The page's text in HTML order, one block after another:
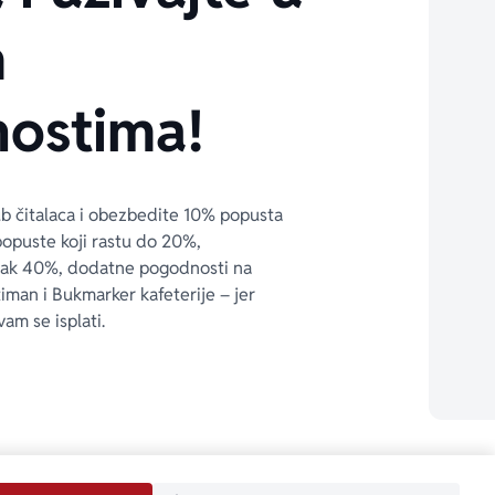
čitalaca i obezbedite 10% popusta
koji rastu do 20%,
40%, dodatne pogodnosti na
i Bukmarker kafeterije – jer
se isplati.